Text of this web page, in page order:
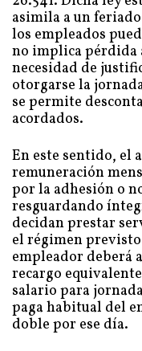
asimila a un
los empleados
no implica pérdida
necesidad de
otorgarse la
se permite
acordados.
En este sentido, el
remuneración
por la adhesión o
resguardando
decidan prestar
el régimen
empleador deberá
recargo
salario para
paga habitual del
doble por ese día.